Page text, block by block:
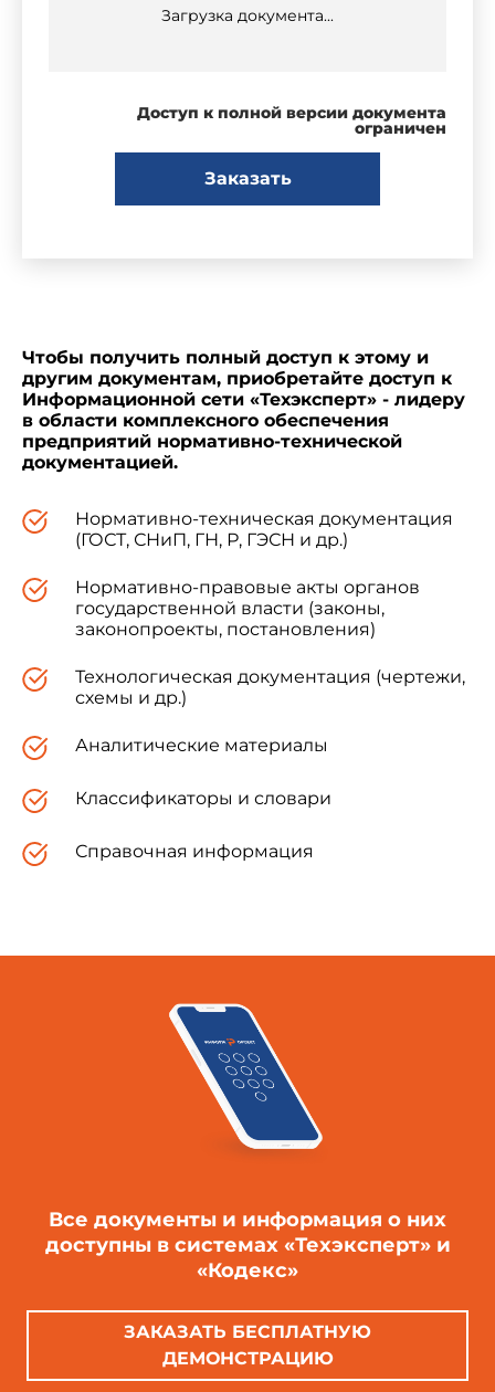
Загрузка документа...
Доступ к полной версии документа
ограничен
Заказать
Чтобы получить полный доступ к этому и
другим документам, приобретайте доступ к
Информационной сети «Техэксперт» - лидеру
в области комплексного обеспечения
предприятий нормативно-технической
документацией.
Нормативно-техническая документация
(ГОСТ, СНиП, ГН, Р, ГЭСН и др.)
Нормативно-правовые акты органов
государственной власти (законы,
законопроекты, постановления)
Технологическая документация (чертежи,
схемы и др.)
Аналитические материалы
Классификаторы и словари
Справочная информация
Все документы и информация о них
доступны в системах «Техэксперт» и
«Кодекс»
ЗАКАЗАТЬ БЕСПЛАТНУЮ
ДЕМОНСТРАЦИЮ